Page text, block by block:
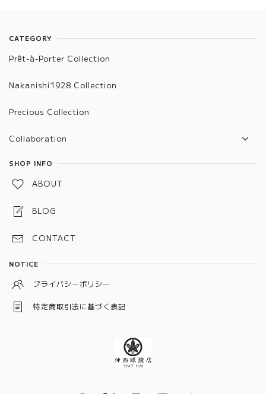
CATEGORY
Prêt-à-Porter Collection
Nakanishi1928 Collection
Precious Collection
Collaboration
TVR x Nakanishi
SHOP INFO
ABOUT
BLOG
CONTACT
NOTICE
プライバシーポリシー
特定商取引法に基づく表記